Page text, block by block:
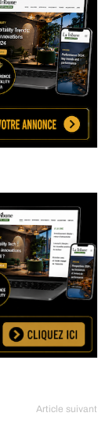
Article suivant